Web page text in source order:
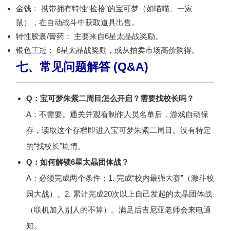
金钱： 携带拥有特性“捡拾”的宝可梦（如喵喵、一家
鼠），在自动战斗中获取道具出售。
特性胶囊/膏药：
主要来自6星太晶战奖励。
银色王冠： 6星太晶战奖励，或从拍卖市场高价购得。
七、常见问题解答 (Q&A)
Q：宝可梦朱紫二周目怎么开启？需要找校长吗？
A： 不需要。通关并观看制作人员名单后，游戏自动保
存，读取这个存档即进入宝可梦朱紫二周目。没有特定
的“找校长”剧情。
Q：如何解锁6星太晶团体战？
A：必须完成两个条件：1. 完成“校内最强大赛” （激斗校
园大战）。2. 累计完成20次以上自己发起的太晶团体战
（联机加入别人的不算）。满足后吉尼亚老师会来电通
知。